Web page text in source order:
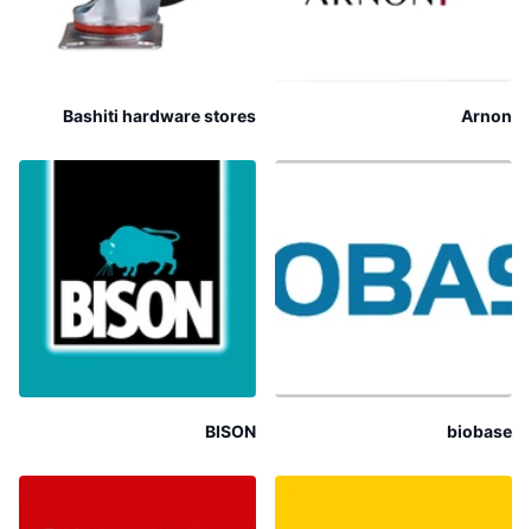
Arnon
Bashiti hardware stores
biobase
BISON